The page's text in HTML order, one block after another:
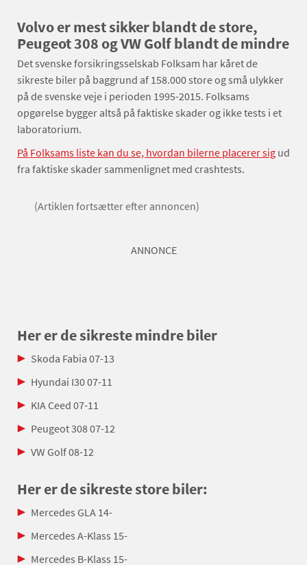
Volvo er mest sikker blandt de store,
Peugeot 308 og VW Golf blandt de mindre
Det svenske forsikringsselskab Folksam har kåret de
sikreste biler på baggrund af 158.000 store og små ulykker
på de svenske veje i perioden 1995-2015. Folksams
opgørelse bygger altså på faktiske skader og ikke tests i et
laboratorium.
På Folksams liste kan du se, hvordan bilerne placerer sig ud
fra faktiske skader sammenlignet med crashtests.
(Artiklen fortsætter efter annoncen)
ANNONCE
Her er de sikreste mindre biler
Skoda Fabia 07-13
Hyundai I30 07-11
KIA Ceed 07-11
Peugeot 308 07-12
VW Golf 08-12
Her er de sikreste store biler:
Mercedes GLA 14-
Mercedes A-Klass 15-
Mercedes B-Klass 15-